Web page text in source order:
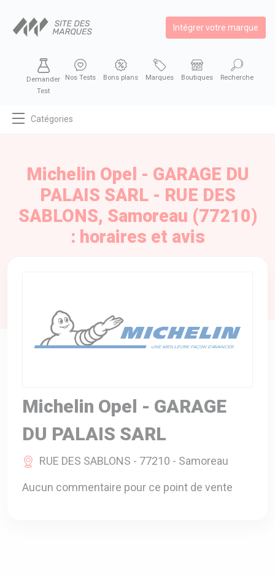
Intégrer votre marque
Demander
Test
Nos Tests Bons plans Marques Boutiques Recherche
Catégories
BIO & ENVIRONNEMENT
ENTREPRISE
ANIMAUX
Michelin Opel - GARAGE DU
PALAIS SARL - RUE DES
SABLONS, Samoreau (77210)
: horaires et avis
Michelin Opel - GARAGE
DU PALAIS SARL
RUE DES SABLONS - 77210 - Samoreau
Aucun commentaire pour ce point de vente